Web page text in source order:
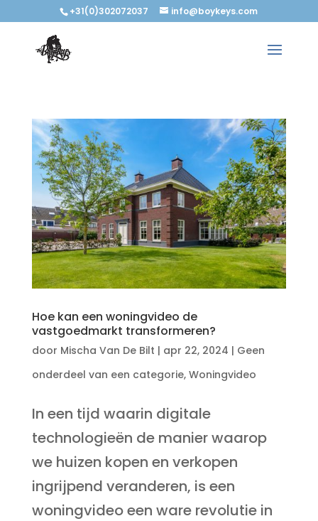
+31(0)302072037 info@boykeys.com
Hoe kan een woningvideo de
vastgoedmarkt transformeren?
door Mischa Van De Bilt | apr 22, 2024 | Geen
onderdeel van een categorie, Woningvideo
In een tijd waarin digitale
technologieën de manier waarop
we huizen kopen en verkopen
ingrijpend veranderen, is een
woningvideo een ware revolutie in